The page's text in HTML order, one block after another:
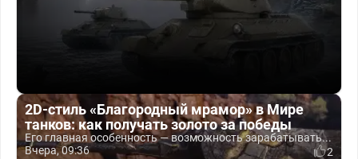
2D-стиль «Благородный мрамор» в Мире
танков: как получать золото за победы
Его главная особенность — возможность зарабатывать...
Вчера, 09:36
2